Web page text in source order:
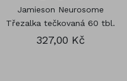
Jamieson Neurosome
Třezalka tečkovaná 60 tbl.
327,00 Kč